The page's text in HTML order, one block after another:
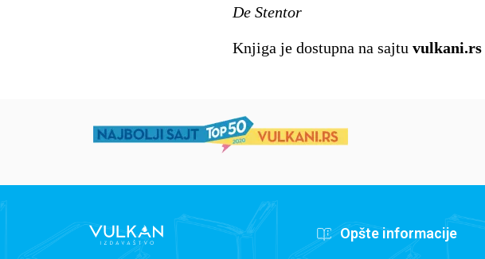
De Stentor
Knjiga je dostupna na sajtu vulkani.rs
Opšte informacije